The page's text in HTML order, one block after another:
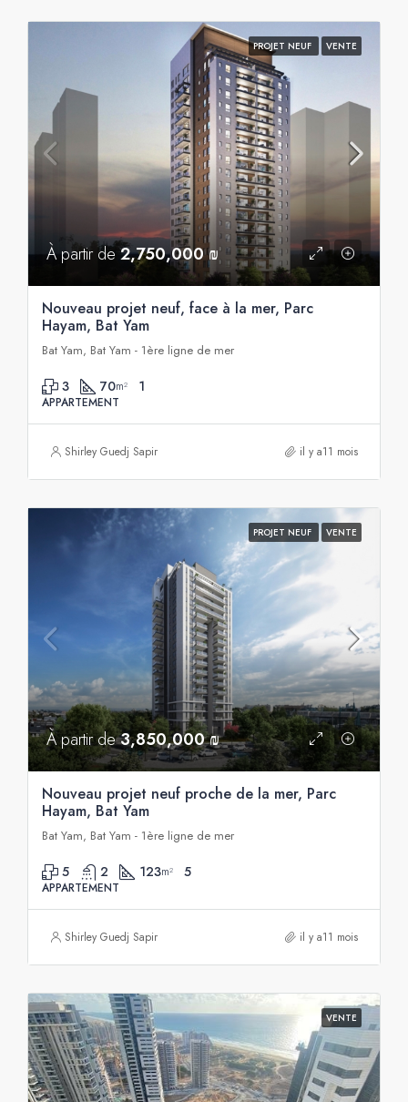
PROJET NEUF VENTE
À partir de 2,750,000 ₪
Nouveau projet neuf, face à la mer, Parc
Hayam, Bat Yam
Bat Yam, Bat Yam - 1ère ligne de mer
3 70m² 1
APPARTEMENT
Shirley Guedj Sapir il y a11 mois
PROJET NEUF VENTE
À partir de3,850,000 ₪
Nouveau projet neuf proche de la mer, Parc
Hayam, Bat Yam
Bat Yam, Bat Yam - 1ère ligne de mer
5 2 123m² 5
APPARTEMENT
Shirley Guedj Sapir il y a11 mois
VENTE